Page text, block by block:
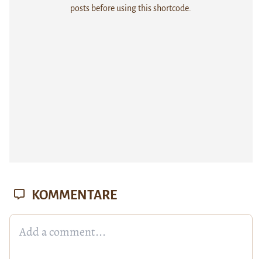
posts before using this shortcode.
KOMMENTARE